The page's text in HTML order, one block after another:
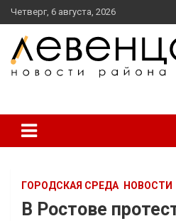
перейти
к
содержанию
Четверг, 6 августа, 2026
ГОРОДСКАЯ СРЕДА НОВОСТИ
В Ростове